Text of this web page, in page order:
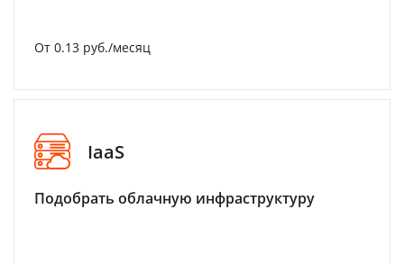
От 0.13 руб./месяц
IaaS
Подобрать облачную инфраструктуру